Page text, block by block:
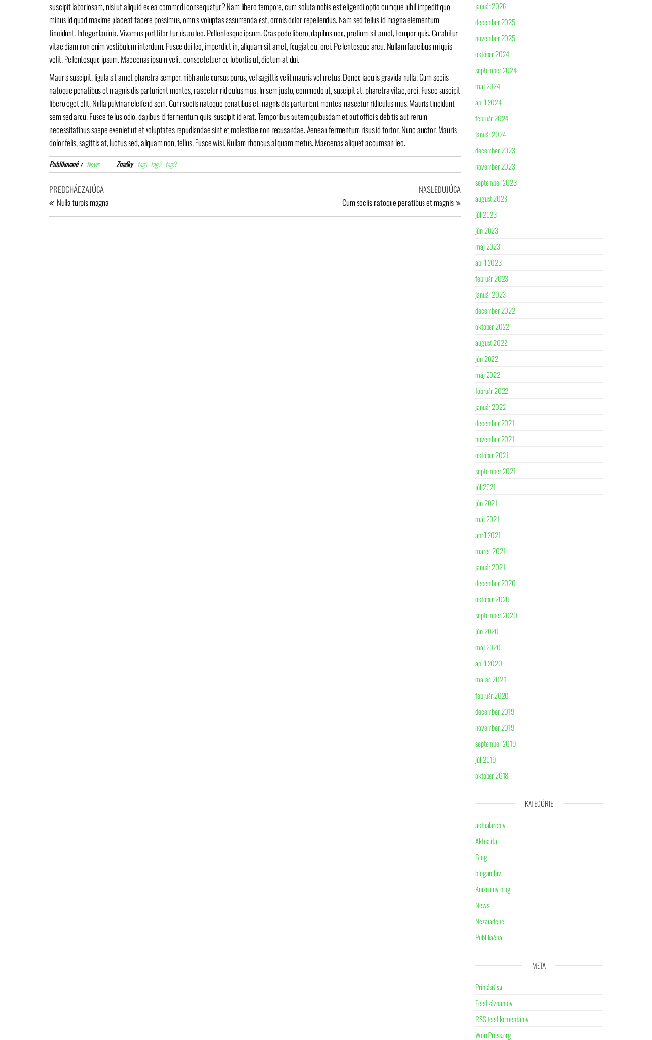
suscipit laboriosam, nisi ut aliquid ex ea commodi consequatur? Nam libero tempore, cum soluta nobis est eligendi optio cumque nihil impedit quo
minus id quod maxime placeat facere possimus, omnis voluptas assumenda est, omnis dolor repellendus. Nam sed tellus id magna elementum
tincidunt. Integer lacinia. Vivamus porttitor turpis ac leo. Pellentesque ipsum. Cras pede libero, dapibus nec, pretium sit amet, tempor quis. Curabitur
vitae diam non enim vestibulum interdum. Fusce dui leo, imperdiet in, aliquam sit amet, feugiat eu, orci. Pellentesque arcu. Nullam faucibus mi quis
velit. Pellentesque ipsum. Maecenas ipsum velit, consectetuer eu lobortis ut, dictum at dui.
Mauris suscipit, ligula sit amet pharetra semper, nibh ante cursus purus, vel sagittis velit mauris vel metus. Donec iaculis gravida nulla. Cum sociis
natoque penatibus et magnis dis parturient montes, nascetur ridiculus mus. In sem justo, commodo ut, suscipit at, pharetra vitae, orci. Fusce suscipit
libero eget elit. Nulla pulvinar eleifend sem. Cum sociis natoque penatibus et magnis dis parturient montes, nascetur ridiculus mus. Mauris tincidunt
sem sed arcu. Fusce tellus odio, dapibus id fermentum quis, suscipit id erat. Temporibus autem quibusdam et aut officiis debitis aut rerum
necessitatibus saepe eveniet ut et voluptates repudiandae sint et molestiae non recusandae. Aenean fermentum risus id tortor. Nunc auctor. Mauris
dolor felis, sagittis at, luctus sed, aliquam non, tellus. Fusce wisi. Nullam rhoncus aliquam metus. Maecenas aliquet accumsan leo.
Publikované v News Značky tag1 tag2 tag3
Navigácia
v
článku
Predchádzajúci
príspevok
PREDCHÁDZAJÚCA
Nulla turpis magna
Nasledujúci
príspevok
NASLEDUJÚCA
Cum sociis natoque penatibus et magnis
január 2026
december 2025
november 2025
október 2024
september 2024
máj 2024
apríl 2024
február 2024
január 2024
december 2023
november 2023
september 2023
august 2023
júl 2023
jún 2023
máj 2023
apríl 2023
február 2023
január 2023
december 2022
október 2022
august 2022
jún 2022
máj 2022
február 2022
január 2022
december 2021
november 2021
október 2021
september 2021
júl 2021
jún 2021
máj 2021
apríl 2021
marec 2021
január 2021
december 2020
október 2020
september 2020
jún 2020
máj 2020
apríl 2020
marec 2020
február 2020
december 2019
november 2019
september 2019
júl 2019
október 2018
KATEGÓRIE
aktualarchiv
Aktualita
Blog
blogarchiv
Knižničný blog
News
Nezaradené
Publikačná
META
Prihlásiť sa
Feed záznamov
RSS feed komentárov
WordPress.org